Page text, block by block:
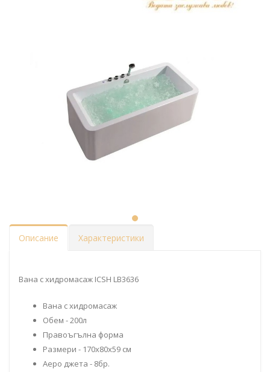
Описание Характеристики
Вана с хидромасаж ICSH LB3636
Вана с хидромасаж
Обем - 200л
Правоъгълна форма
Размери - 170х80х59 см
Аеро джета - 8бр.